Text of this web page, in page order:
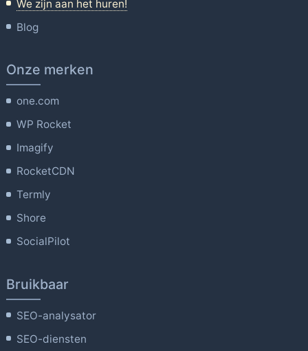
We zijn aan het huren!
Blog
Onze merken
one.com
WP Rocket
Imagify
RocketCDN
Termly
Shore
SocialPilot
Bruikbaar
SEO-analysator
SEO-diensten